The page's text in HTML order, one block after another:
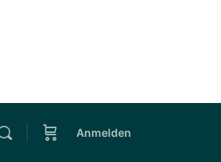
Anmelden